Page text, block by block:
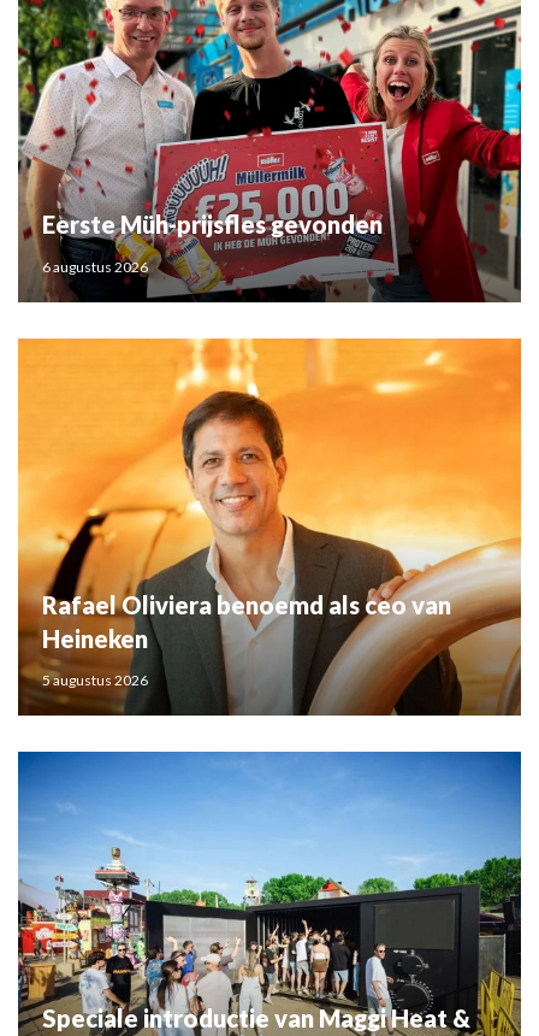
Eerste Müh-prijsfles gevonden
6 augustus 2026
Rafael Oliviera benoemd als ceo van
Heineken
5 augustus 2026
Speciale introductie van Maggi Heat &